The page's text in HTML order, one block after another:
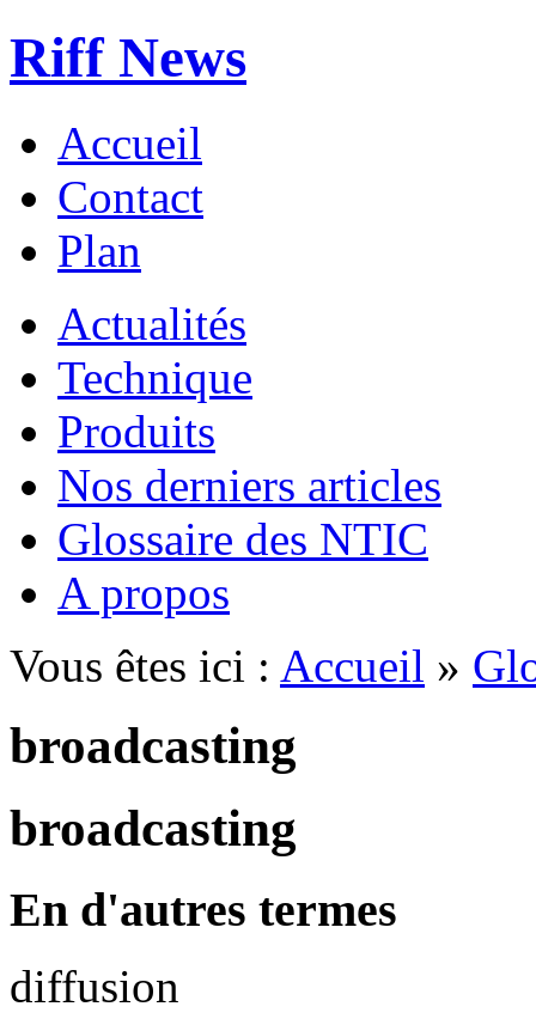
Riff News
Accueil
Contact
Plan
Actualités
Technique
Produits
Nos derniers articles
Glossaire des NTIC
A propos
Vous êtes ici : Accueil »
broadcasting
broadcasting
En d'autres termes
diffusion